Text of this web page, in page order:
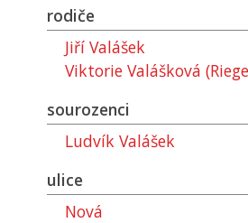
rodiče
Jiří Valášek
Viktorie Valášková
sourozenci
Ludvík Valášek
ulice
Nová